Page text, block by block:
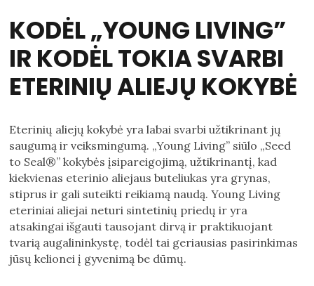
KODĖL „YOUNG LIVING”
IR KODĖL TOKIA SVARBI
ETERINIŲ ALIEJŲ KOKYBĖ
Eterinių aliejų kokybė yra labai svarbi užtikrinant jų
saugumą ir veiksmingumą. „Young Living” siūlo „Seed
to Seal®” kokybės įsipareigojimą, užtikrinantį, kad
kiekvienas eterinio aliejaus buteliukas yra grynas,
stiprus ir gali suteikti reikiamą naudą. Young Living
eteriniai aliejai neturi sintetinių priedų ir yra
atsakingai išgauti tausojant dirvą ir praktikuojant
tvarią augalininkystę, todėl tai geriausias pasirinkimas
jūsų kelionei į gyvenimą be dūmų.